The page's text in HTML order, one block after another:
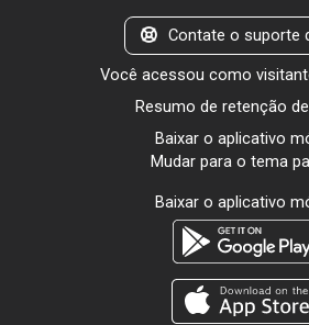
Contate o suporte
Você acessou como
Resumo de retenção
Baixar o aplicativo
Mudar para o tema
Baixar o aplicativo